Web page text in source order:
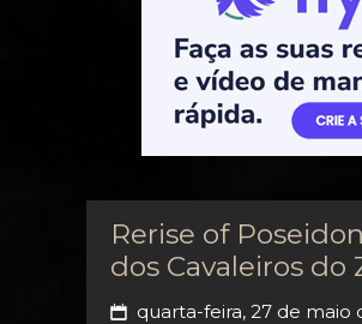
Rerise of
dos Cavaleiros do
📅 quarta-feira, 27 de maio